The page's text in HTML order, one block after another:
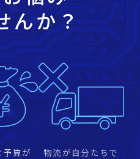
んか？
予算が
物流が自分たちで